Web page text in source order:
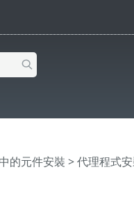
的元件安裝 >代理程式